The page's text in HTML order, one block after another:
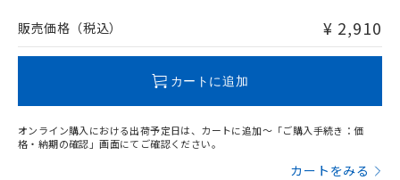
問い合わせください。
販売価格（税込） ¥ 2,910
カートに追加
オンライン購入における出荷予定日は、カートに追加～「ご購入手続き：価
格・納期の確認」画面にてご確認ください。
カートをみる